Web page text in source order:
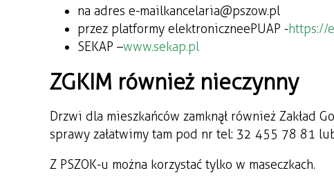
na adres e-mail kancelaria@pszow.pl
przez platformy elektroniczne ePUAP -https://
SEKAP –www.sekap.pl
ZGKIM również nieczynny
Drzwi dla mieszkańców zamknął również Zakład
sprawy załatwimy tam pod nr tel: 32 455 78 81
Z PSZOK-u można korzystać tylko w maseczkach.